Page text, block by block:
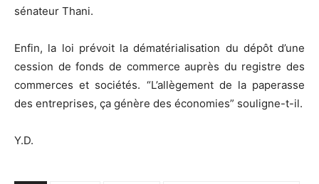
sénateur Thani.
Enfin, la loi prévoit la dématérialisation du dépôt d’une
cession de fonds de commerce auprès du registre des
commerces et sociétés. “L’allègement de la paperasse
des entreprises, ça génère des économies” souligne-t-il.
Y.D.